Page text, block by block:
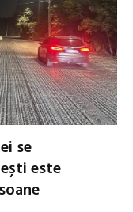
se
este